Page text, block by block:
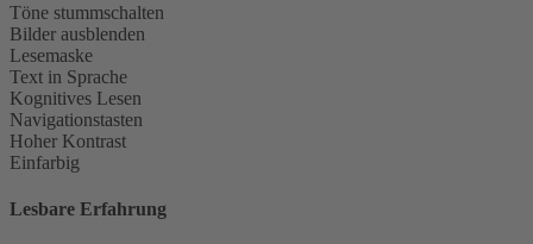
Töne stummschalten
Bilder ausblenden
Lesemaske
Text in Sprache
Kognitives Lesen
Navigationstasten
Hoher Kontrast
Einfarbig
Lesbare Erfahrung